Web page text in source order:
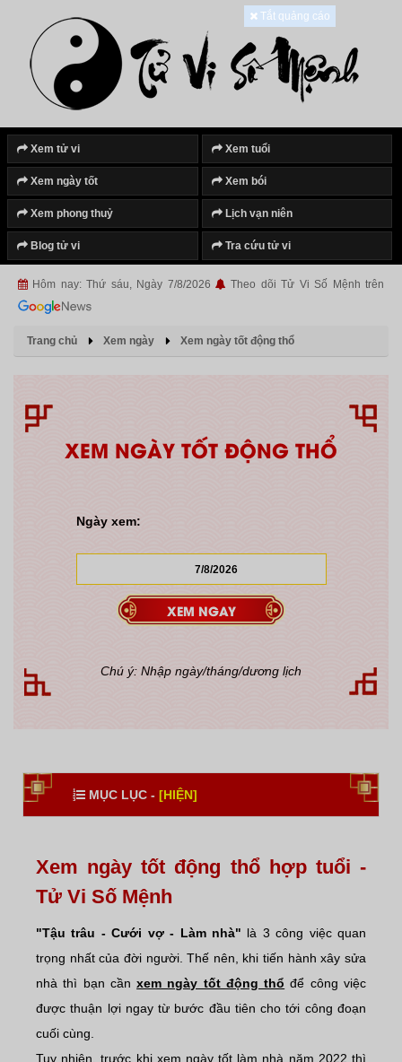
Xem tử vi Xem tuổi
Xem ngày tốt Xem bói
Xem phong thuỷ Lịch vạn niên
Blog tử vi Tra cứu tử vi
Hôm nay: Thứ sáu, Ngày 7/8/2026 Theo dõi Tử Vi Số Mệnh trên
Tắt quảng cáo
Trang chủ Xem ngày Xem ngày tốt động thổ
XEM NGÀY TỐT ĐỘNG THỔ
Ngày xem:
Chú ý: Nhập ngày/tháng/dương lịch
MỤC LỤC - [HIỆN]
Xem ngày tốt động thổ hợp tuổi -
Tử Vi Số Mệnh
"Tậu trâu - Cưới vợ - Làm nhà" là 3 công việc quan
trọng nhất của đời người. Thế nên, khi tiến hành xây sửa
nhà thì bạn cầnxem ngày tốt động thổ để công việc
được thuận lợi ngay từ bước đầu tiên cho tới công đoạn
cuối cùng.
Tuy nhiên, trước khi xem ngày tốt làm nhà năm 2022 thì